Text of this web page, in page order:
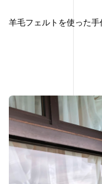
羊毛フェルトを使った